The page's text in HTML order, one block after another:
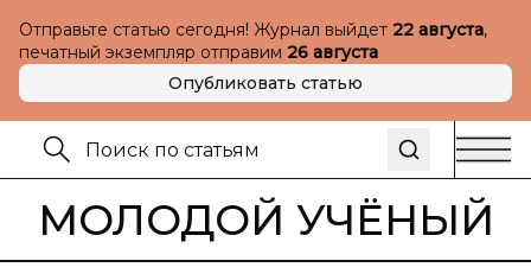
Отправьте статью сегодня! Журнал выйдет 22 августа,
печатный экземпляр отправим 26 августа
Опубликовать статью
МОЛОДОЙ УЧЁНЫЙ